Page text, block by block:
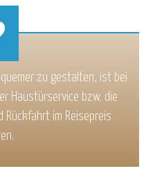
zu gestalten, ist bei
Haustürservice bzw. die
Rückfahrt im Reisepreis